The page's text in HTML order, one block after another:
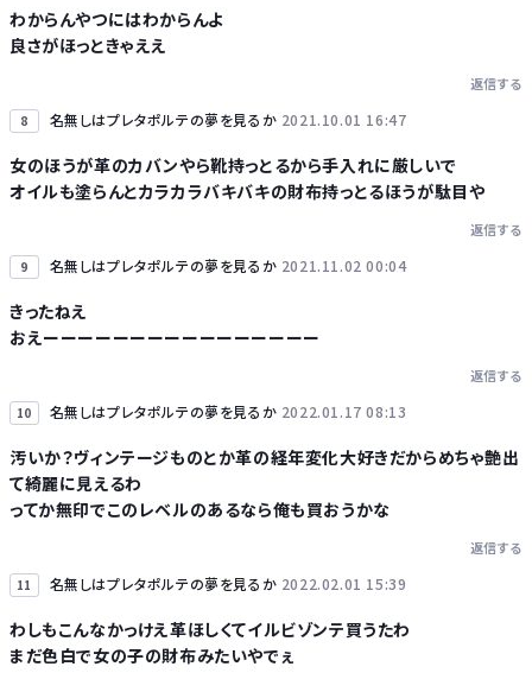
わからんやつにはわからんよ
良さがほっときゃええ
返信する
8 名無しはプレタポルテの夢を見るか 2021.10.01 16:47
女のほうが革のカバンやら靴持っとるから手入れに厳しいで
オイルも塗らんとカラカラバキバキの財布持っとるほうが駄目や
返信する
9 名無しはプレタポルテの夢を見るか 2021.11.02 00:04
きったねえ
おえーーーーーーーーーーーーーーーー
返信する
10 名無しはプレタポルテの夢を見るか 2022.01.17 08:13
汚いか？ヴィンテージものとか革の経年変化大好きだからめちゃ艶出
て綺麗に見えるわ
ってか無印でこのレベルのあるなら俺も買おうかな
返信する
11 名無しはプレタポルテの夢を見るか 2022.02.01 15:39
わしもこんなかっけえ革ほしくてイルビゾンテ買うたわ
まだ色白で女の子の財布みたいやでぇ